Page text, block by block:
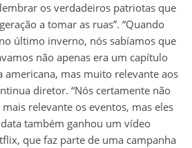
os verdadeiros patriotas que
a tomar as ruas”. “Quando
último inverno, nós sabíamos que
não apenas era um capítulo
mas muito relevante aos
diretor. “Nós certamente não
relevante os eventos, mas eles
também ganhou um vídeo
que faz parte de uma campanha